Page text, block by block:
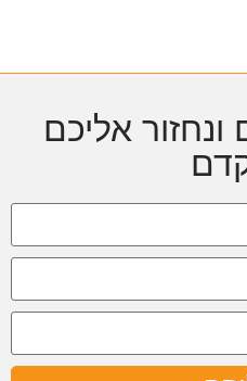
אליכם